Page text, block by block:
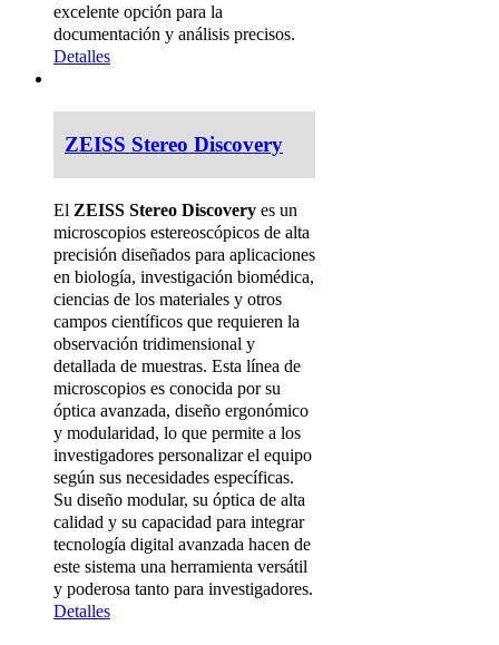
excelente opción para la
documentación y análisis precisos.
Detalles
ZEISS Stereo Discovery
El ZEISS Stereo Discovery es un
microscopios estereoscópicos de alta
precisión diseñados para aplicaciones
en biología, investigación biomédica,
ciencias de los materiales y otros
campos científicos que requieren la
observación tridimensional y
detallada de muestras. Esta línea de
microscopios es conocida por su
óptica avanzada, diseño ergonómico
y modularidad, lo que permite a los
investigadores personalizar el equipo
según sus necesidades específicas.
Su diseño modular, su óptica de alta
calidad y su capacidad para integrar
tecnología digital avanzada hacen de
este sistema una herramienta versátil
y poderosa tanto para investigadores.
Detalles